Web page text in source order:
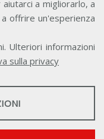
a migliorarlo, a
offrire un'esperienza
Ulteriori informazioni
sulla privacy
Credits